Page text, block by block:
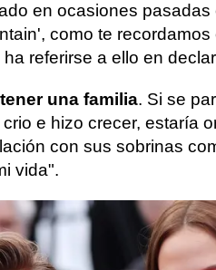
en ocasiones pasadas
como te recordamos
referirse a ello en
una familia. Si se
e hizo crecer, estaría
con sus sobrinas
vida".